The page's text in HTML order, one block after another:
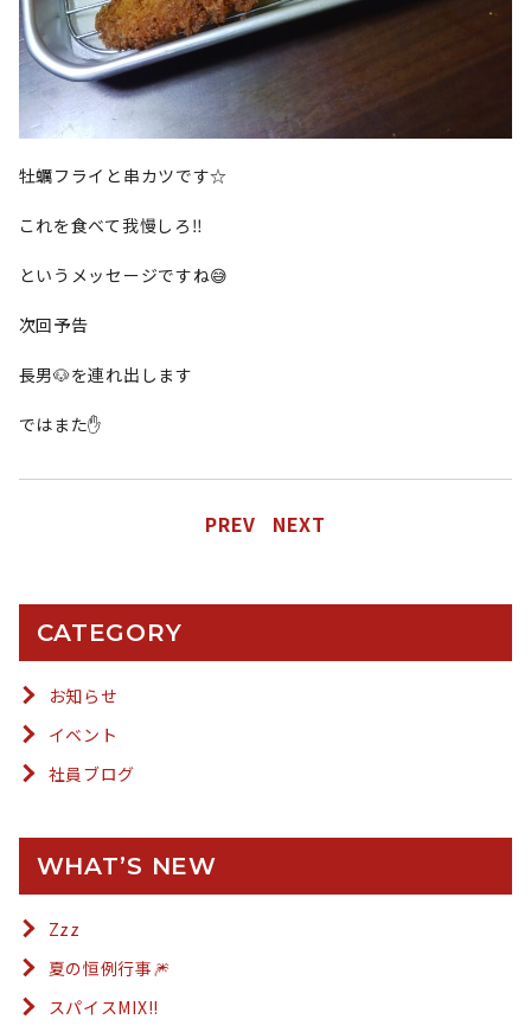
牡蠣フライと串カツです☆
これを食べて我慢しろ‼️
というメッセージですね😅
次回予告
長男🐶を連れ出します
ではまた✋
PREV NEXT
CATEGORY
お知らせ
イベント
社員ブログ
WHAT’S NEW
Zzz
夏の恒例行事🎆
スパイスMIX!!